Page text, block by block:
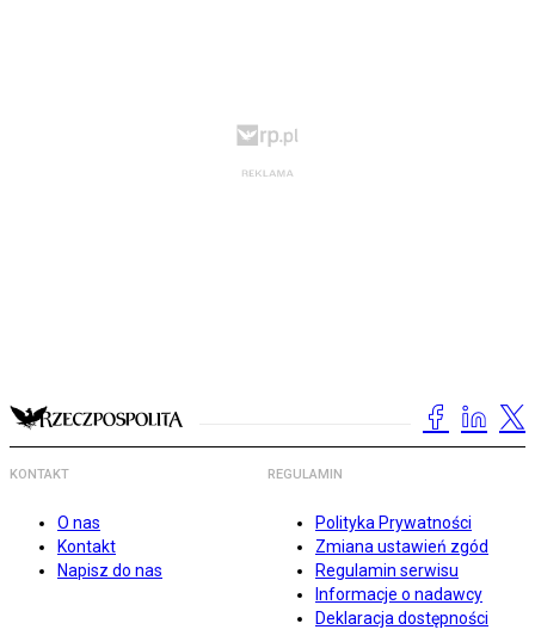
KONTAKT
O nas
Kontakt
Napisz do nas
REGULAMIN
Polityka Prywatności
Zmiana ustawień zgód
Regulamin serwisu
Informacje o nadawcy
Deklaracja dostępności